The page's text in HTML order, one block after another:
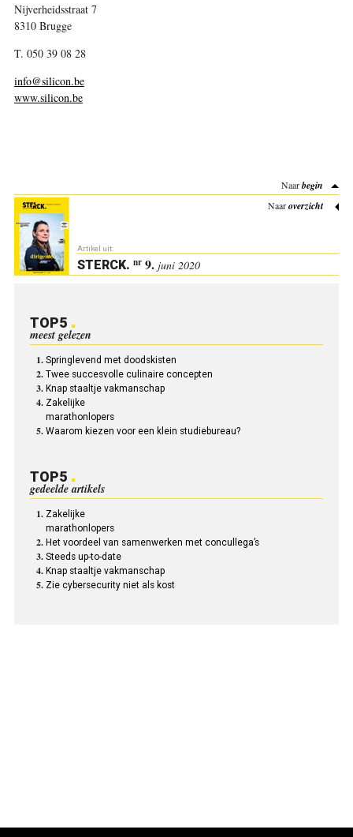
Nijverheidsstraat 7
8310 Brugge
T. 050 39 08 28
info@silicon.be
www.silicon.be
Naarbegin
Naaroverzicht
Artikel uit:
STERCK. nr9. juni 2020
TOP5
meest gelezen
Springlevend met doodskisten
Twee succesvolle culinaire concepten
Knap staaltje vakmanschap
Zakelijke
marathonlopers
Waarom kiezen voor een klein studiebureau?
TOP5
gedeelde artikels
Zakelijke
marathonlopers
Het voordeel van samenwerken met concullega’s
Steeds up-to-date
Knap staaltje vakmanschap
Zie cybersecurity niet als kost